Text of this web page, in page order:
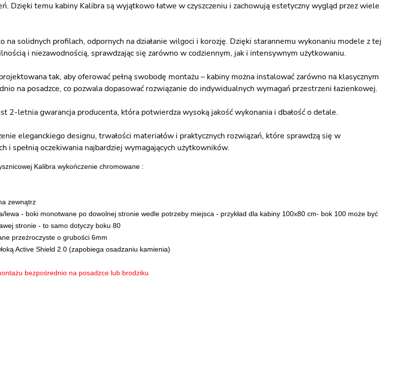
Dzięki temu kabiny Kalibra są wyjątkowo łatwe w czyszczeniu i zachowują estetyczny wygląd przez wiele
na solidnych profilach, odpornych na działanie wilgoci i korozję. Dzięki starannemu wykonaniu modele z tej
i niezawodnością, sprawdzając się zarówno w codziennym, jak i intensywnym użytkowaniu.
tak, aby oferować pełną swobodę montażu – kabiny można instalować zarówno na klasycznym
na posadzce, co pozwala dopasować rozwiązanie do indywidualnych wymagań przestrzeni łazienkowej.
2-letnia gwarancja producenta, która potwierdza wysoką jakość wykonania i dbałość o detale.
eleganckiego designu, trwałości materiałów i praktycznych rozwiązań, które sprawdzą się w
i spełnią oczekiwania najbardziej wymagających użytkowników.
Kalibra wykończenie chromowane :
zewnątrz
lewa - boki monotwane po dowolnej stronie wedle potrzeby miejsca - przykład dla kabiny 100x80 cm- bok 100 może być
stronie - to samo dotyczy boku 80
przeźroczyste o grubości 6mm
Active Shield 2.0 (zapobiega osadzaniu kamienia)
bezpośrednio na posadzce lub brodziku